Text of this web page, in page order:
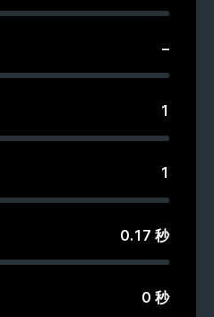
–
1
1
0.17 秒
0 秒